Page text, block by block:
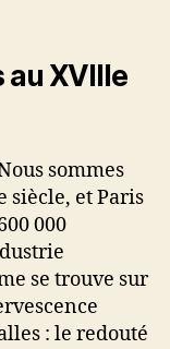
au XVIIIe
sommes
siècle, et Paris
000
se trouve sur
: le redouté